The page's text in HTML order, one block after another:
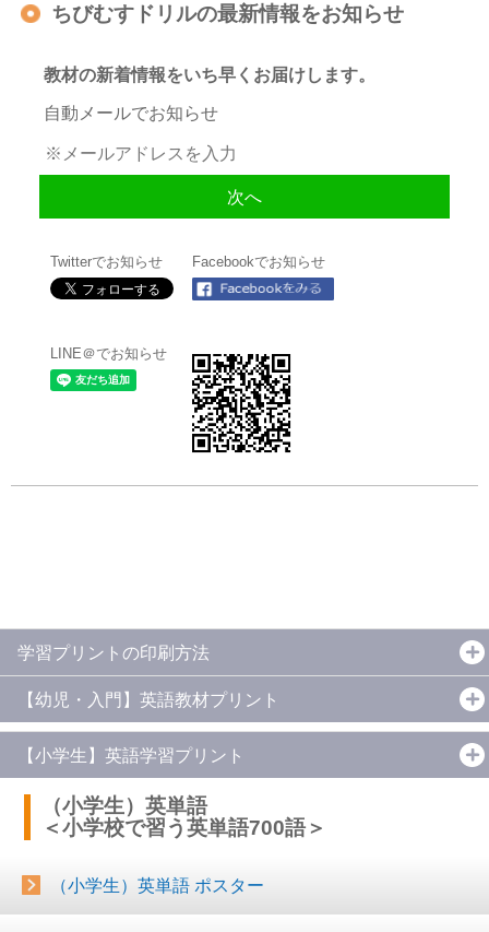
ちびむすドリルの最新情報をお知らせ
教材の新着情報をいち早くお届けします。
自動メールでお知らせ
Twitterでお知らせ Facebookでお知らせ
LINE＠でお知らせ
学習プリントの印刷方法
【幼児・入門】英語教材プリント
【小学生】英語学習プリント
（小学生）英単語
＜小学校で習う英単語700語＞
（小学生）英単語 ポスター